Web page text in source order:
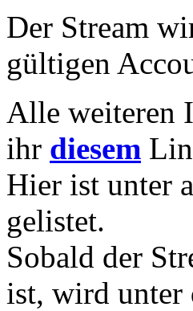
Der Stream
gültigen
Alle weiteren
ihr diesem
Hier ist unter
gelistet.
Sobald der
ist, wird